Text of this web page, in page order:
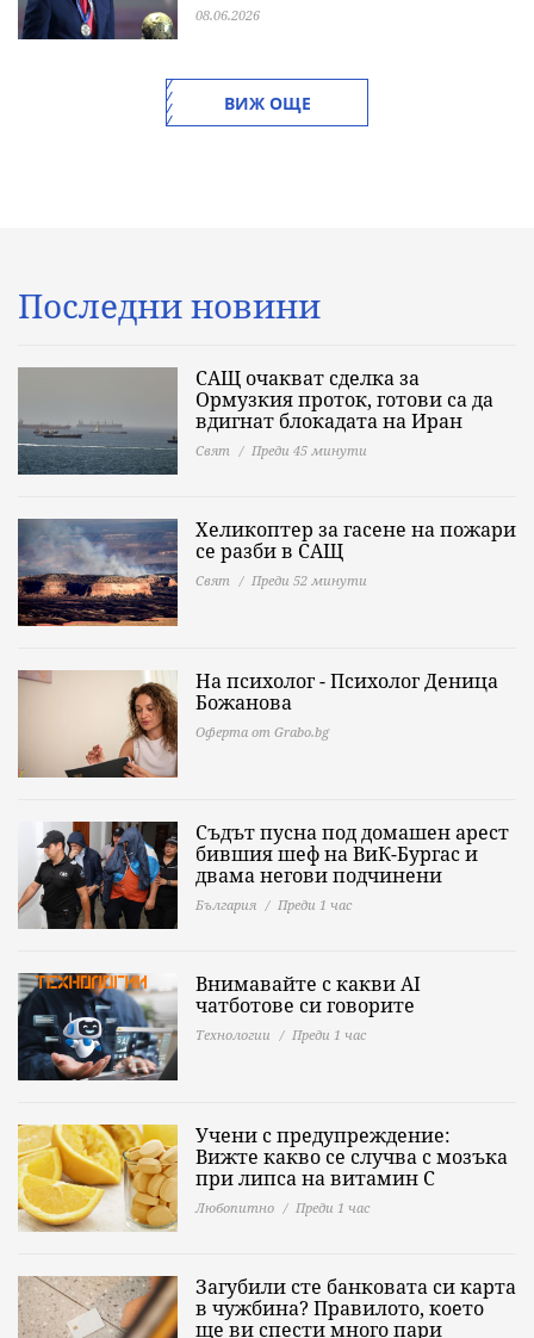
08.06.2026
ВИЖ ОЩЕ
Последни новини
САЩ очакват сделка за
Ормузкия проток, готови са да
вдигнат блокадата на Иран
Свят Преди 45 минути
Хеликоптер за гасене на пожари
се разби в САЩ
Свят Преди 52 минути
На психолог - Психолог Деница
Божанова
Оферта от Grabo.bg
Съдът пусна под домашен арест
бившия шеф на ВиК-Бургас и
двама негови подчинени
България Преди 1 час
Внимавайте с какви AI
чатботове си говорите
Технологии Преди 1 час
Учени с предупреждение:
Вижте какво се случва с мозъка
при липса на витамин C
Любопитно Преди 1 час
Загубили сте банковата си карта
в чужбина? Правилото, което
ще ви спести много пари